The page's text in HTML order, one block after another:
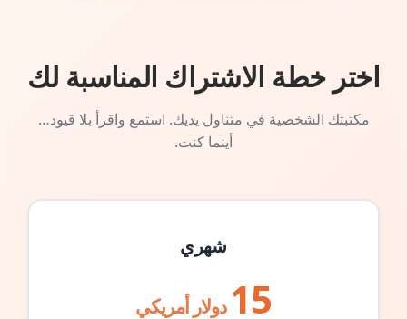
اختر خطة الاشتراك المناسبة لك
مكتبتك الشخصية في متناول يديك. استمع واقرأ بلا قيود…
أينما كنت.
شهري
15 دولار أمريكي